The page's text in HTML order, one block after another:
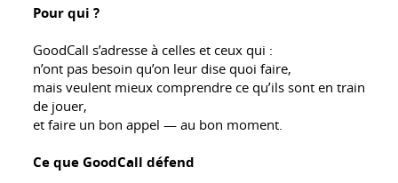
Pour qui ?
GoodCall s’adresse à celles et ceux qui :
n’ont pas besoin qu’on leur dise quoi faire,
mais veulent mieux comprendre ce qu’ils sont en train
de jouer,
et faire un bon appel — au bon moment.
Ce que GoodCall défend